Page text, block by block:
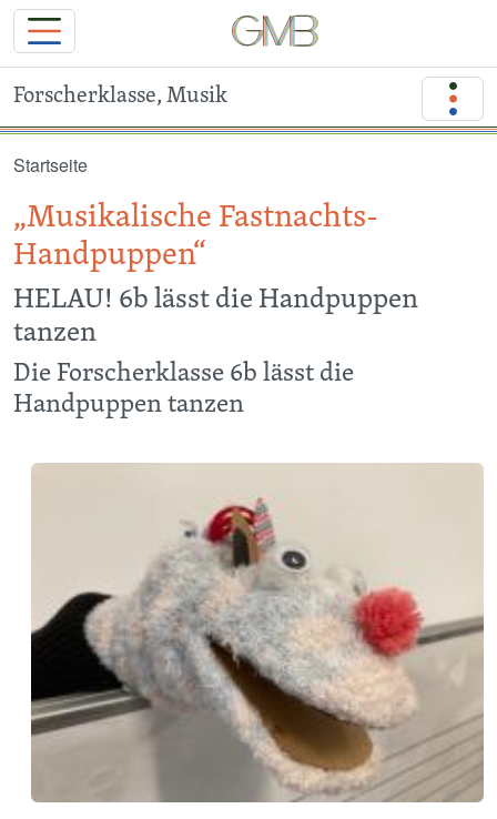
Forscherklasse, Musik
Startseite
„Musikalische Fastnachts-
Handpuppen“
HELAU! 6b lässt die Handpuppen
tanzen
Die Forscherklasse 6b lässt die
Handpuppen tanzen
Image